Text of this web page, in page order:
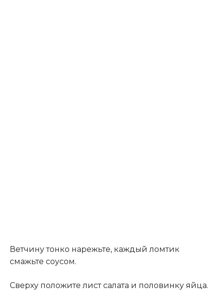
Ветчину тонко нарежьте, каждый ломтик
смажьте соусом.
Сверху положите лист салата и половинку яйца.